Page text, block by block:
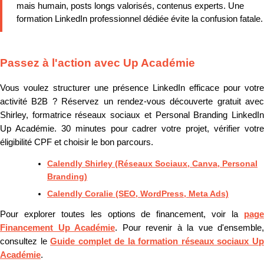
mais humain, posts longs valorisés, contenus experts. Une
formation LinkedIn professionnel dédiée évite la confusion fatale.
Passez à l'action avec Up Académie
Vous voulez structurer une présence LinkedIn efficace pour votre
activité B2B ? Réservez un rendez-vous découverte gratuit avec
Shirley, formatrice réseaux sociaux et Personal Branding LinkedIn
Up Académie. 30 minutes pour cadrer votre projet, vérifier votre
éligibilité CPF et choisir le bon parcours.
Calendly Shirley (Réseaux Sociaux, Canva, Personal
Branding)
Calendly Coralie (SEO, WordPress, Meta Ads)
Pour explorer toutes les options de financement, voir la page
Financement Up Académie. Pour revenir à la vue d'ensemble,
consultez leGuide complet de la formation réseaux sociaux Up
Académie.